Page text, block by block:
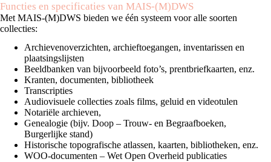
Functies en specificaties van MAIS-(M)DWS
Met MAIS-(M)DWS bieden we één systeem voor alle soorten
collecties:
Archievenoverzichten, archieftoegangen, inventarissen en
plaatsingslijsten
Beeldbanken van bijvoorbeeld foto’s, prentbriefkaarten, enz.
Kranten, documenten, bibliotheek
Transcripties
Audiovisuele collecties zoals films, geluid en videotulen
Notariële archieven,
Genealogie (bijv. Doop – Trouw- en Begraafboeken,
Burgerlijke stand)
Historische topografische atlassen, kaarten, bibliotheken, enz.
WOO-documenten – Wet Open Overheid publicaties